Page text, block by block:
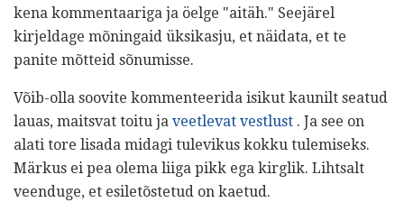
kena kommentaariga ja öelge "aitäh." Seejärel
kirjeldage mõningaid üksikasju, et näidata, et te
panite mõtteid sõnumisse.
Võib-olla soovite kommenteerida isikut kaunilt seatud
lauas, maitsvat toitu ja veetlevat vestlust . Ja see on
alati tore lisada midagi tulevikus kokku tulemiseks.
Märkus ei pea olema liiga pikk ega kirglik. Lihtsalt
veenduge, et esiletõstetud on kaetud.